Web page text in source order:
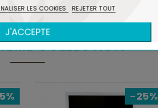
COLLECTION
-25%
LES COOKIES REJETER TOUT
J'ACCEPTE